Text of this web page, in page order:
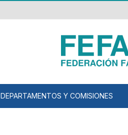
DEPARTAMENTOS Y COMISIONES